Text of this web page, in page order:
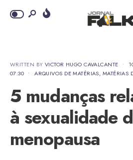
WRITTEN BY VICTOR HUGO CAVALCANTE •
07:30 • ARQUIVOS DE MATÉRIAS, MATÉRIAS
5 mudanças
à sexualidade
menopausa